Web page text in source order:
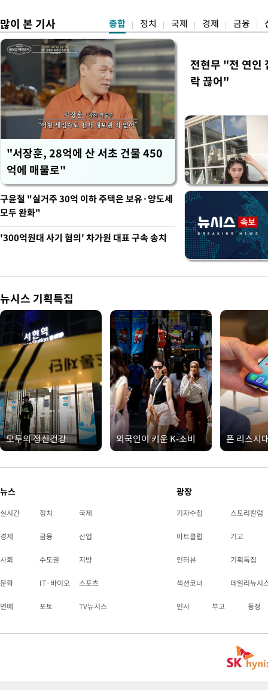
많이 본 기사 종합 정치 국제 경제 금융
"서장훈, 28억에 산 서초 건물 450
억에 매물로"
전현무 "전 연인
락 끊어"
구윤철 "실거주 30억 이하 주택은 보유·양도세
모두 완화"
'300억원대 사기 혐의' 차가원 대표 구속 송치
뉴시스 기획특집
모두의 정신건강 외국인이 키운 K-소비 폰 리스시
뉴스
실시간 정치 국제
경제 금융 산업
사회 수도권 지방
문화 IT·바이오 스포츠
연예 포토 TV뉴시스
광장
기자수첩 스토리칼럼
아트클럽 기고
인터뷰 기획특집
섹션코너 데일리뉴시
인사 부고 동정